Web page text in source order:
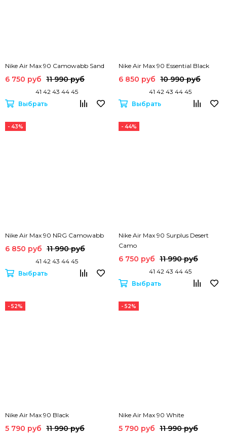
Nike Air Max 90 Camowabb Sand
6 750 руб 11 990 руб
41 42 43 44 45
Выбрать
Nike Air Max 90 Essential Black
6 850 руб 10 990 руб
41 42 43 44 45
Выбрать
- 43%
Nike Air Max 90 NRG Camowabb
6 850 руб 11 990 руб
41 42 43 44 45
Выбрать
- 44%
Nike Air Max 90 Surplus Desert
Camo
6 750 руб 11 990 руб
41 42 43 44 45
Выбрать
- 52%
Nike Air Max 90 Black
5 790 руб 11 990 руб
- 52%
Nike Air Max 90 White
5 790 руб 11 990 руб